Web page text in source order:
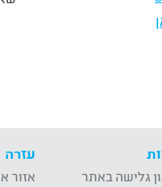
גלישה באתר
עזרה
אזור